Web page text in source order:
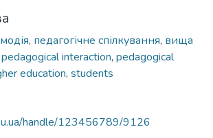
, педагогічне спілкування, вища
pedagogical interaction, pedagogical
education, students
handle/123456789/9126